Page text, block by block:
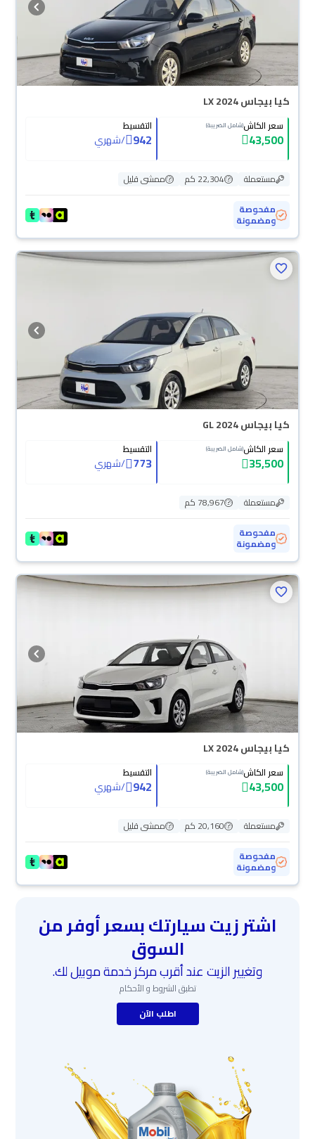
كيا بيجاس LX 2024
سعر الكاش(شامل الضريبة)
43,500
التقسيط
942
/شهري
مستعملة 22,304 كم
ممشى قليل
مفحوصة
ومضمونة
كيا بيجاس GL 2024
سعر الكاش(شامل الضريبة)
35,500
التقسيط
773
/شهري
مستعملة
78,967 كم
مفحوصة
ومضمونة
كيا بيجاس LX 2024
سعر الكاش(شامل الضريبة)
43,500
التقسيط
942
/شهري
مستعملة 20,160 كم
ممشى قليل
مفحوصة
ومضمونة
اشتر زيت سيارتك بسعر أوفر من
السوق
وتغيير الزيت عند أقرب مركز خدمة موبيل لك.
تطبق الشروط و الأحكام
اطلب الآن